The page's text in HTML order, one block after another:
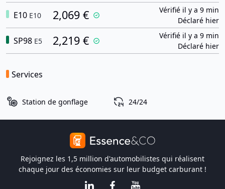
E10 E10 2,069 €
Vérifié il y a 9 min
Déclaré hier
SP98 E5 2,219 €
Vérifié il y a 9 min
Déclaré hier
Services
Station de gonflage 24/24
Rejoignez les 1,5 million d'automobilistes qui réalisent
chaque jour des économies sur leur budget carburant !